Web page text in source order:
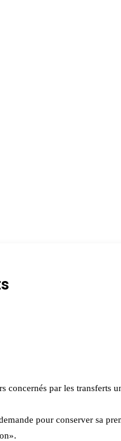
par les transferts
pour conserver sa